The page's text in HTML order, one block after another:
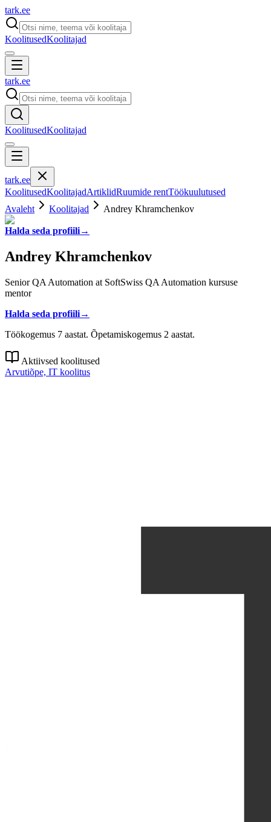
tark.ee
KoolitusedKoolitajad
tark.ee
KoolitusedKoolitajad
tark.ee
KoolitusedKoolitajadArtiklidRuumide rentTöökuulutused
Avaleht
Koolitajad Andrey Khramchenkov
Halda seda profiili→
Andrey Khramchenkov
Senior QA Automation at SoftSwiss QA Automation kursuse
mentor
Halda seda profiili→
Töökogemus 7 aastat. Õpetamiskogemus 2 aastat.
Aktiivsed koolitused
Arvutiõpe, IT koolitus